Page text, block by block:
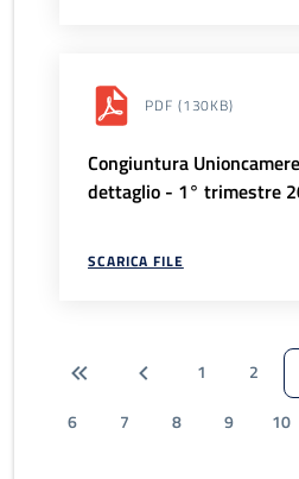
PDF (130KB)
Congiuntura
dettaglio - 1° trimestre
SCARICA FILE
1 2
6
7 8 9 10